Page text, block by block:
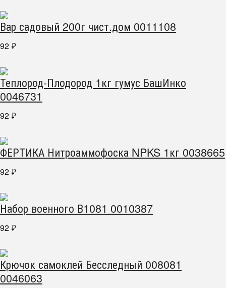
Вар садовый 200г чист.дом 0011108
92 ₽
Теплород-Плодород 1кг гумус БашИнко
0046731
92 ₽
ФЕРТИКА Нитроаммофоска NPKS 1кг 0038665
92 ₽
Набор военного В1081 0010387
92 ₽
Крючок самоклей Бесследный 008081
0046063